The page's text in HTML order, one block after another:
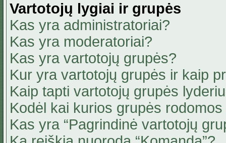
Vartotojų lygiai ir grupės
Kas yra administratoriai?
Kas yra moderatoriai?
Kas yra vartotojų grupės?
Kur yra vartotojų grupės ir kaip
Kaip tapti vartotojų grupės
Kodėl kai kurios grupės
Kas yra “Pagrindinė vartotojų